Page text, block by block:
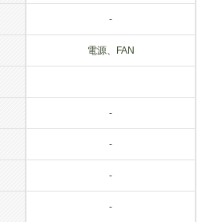
-
電源、FAN
-
-
-
-